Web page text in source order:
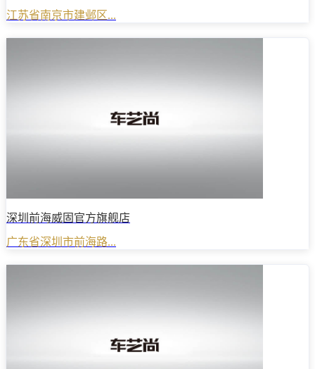
江苏省南京市建邺区...
深圳前海威固官方旗舰店
广东省深圳市前海路...